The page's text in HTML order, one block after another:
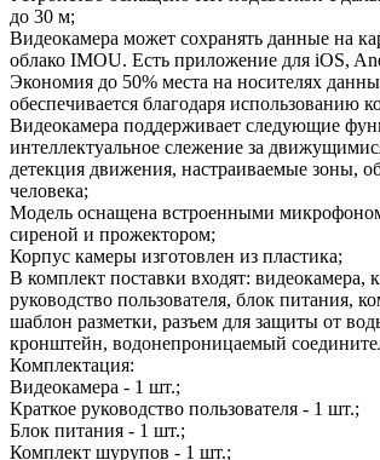
до 30 м;
Видеокамера может сохранять данные на
облако IMOU. Есть приложение для iOS,
Экономия до 50% места на носителях
обеспечивается благодаря использованию
Видеокамера поддерживает следующие
интеллектуальное слежение за
детекция движения, настраиваемые зоны,
человека;
Модель оснащена встроенными
сиреной и прожектором;
Корпус камеры изготовлен из пластика;
В комплект поставки входят: видеокамера,
руководство пользователя, блок питания,
шаблон разметки, разъем для защиты от
кронштейн, водонепроницаемый
Комплектация:
Видеокамера - 1 шт.;
Краткое руководство пользователя - 1 шт.;
Блок питания - 1 шт.;
Комплект шурупов - 1 шт.;